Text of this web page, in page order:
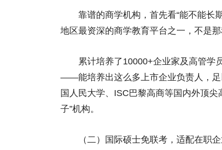
靠谱的商学机构，首先看“能不能长期
地区最资深的商学教育平台之一，不是
累计培养了10000+企业家及高管学员
——能培养出这么多上市企业负责人，足
国人民大学、ISC巴黎高商等国内外顶
子”机构。
（二）国际硕士免联考，适配在职企